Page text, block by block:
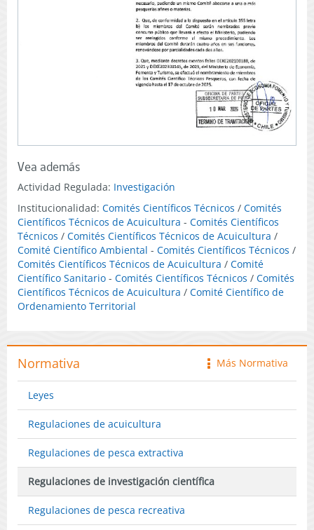
Vea además
Actividad Regulada: Investigación
Institucionalidad: Comités Científicos Técnicos / Comités
Científicos Técnicos de Acuicultura - Comités Científicos
Técnicos / Comités Científicos Técnicos de Acuicultura /
Comité Científico Ambiental - Comités Científicos Técnicos /
Comités Científicos Técnicos de Acuicultura / Comité
Científico Sanitario - Comités Científicos Técnicos / Comités
Científicos Técnicos de Acuicultura / Comité Científico de
Ordenamiento Territorial
icono
Más Normativa
Normativa
Leyes
Regulaciones de acuicultura
Regulaciones de pesca extractiva
Regulaciones de investigación científica
Regulaciones de pesca recreativa